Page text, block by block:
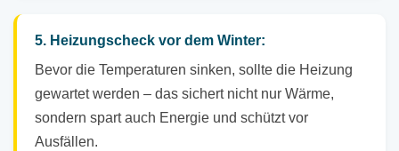
5. Heizungscheck vor dem Winter:
Bevor die Temperaturen sinken, sollte die Heizung
gewartet werden – das sichert nicht nur Wärme,
sondern spart auch Energie und schützt vor
Ausfällen.